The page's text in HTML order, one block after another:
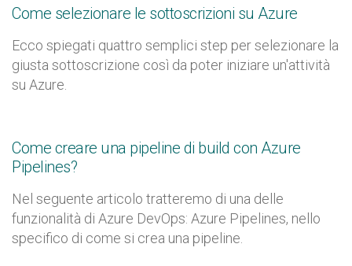
Come selezionare le sottoscrizioni su Azure
Ecco spiegati quattro semplici step per selezionare la
giusta sottoscrizione così da poter iniziare un'attività
su Azure.
Come creare una pipeline di build con Azure
Pipelines?
Nel seguente articolo tratteremo di una delle
funzionalità di Azure DevOps: Azure Pipelines, nello
specifico di come si crea una pipeline.